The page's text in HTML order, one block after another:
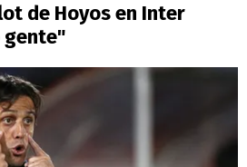
de Hoyos en Inter
gente"